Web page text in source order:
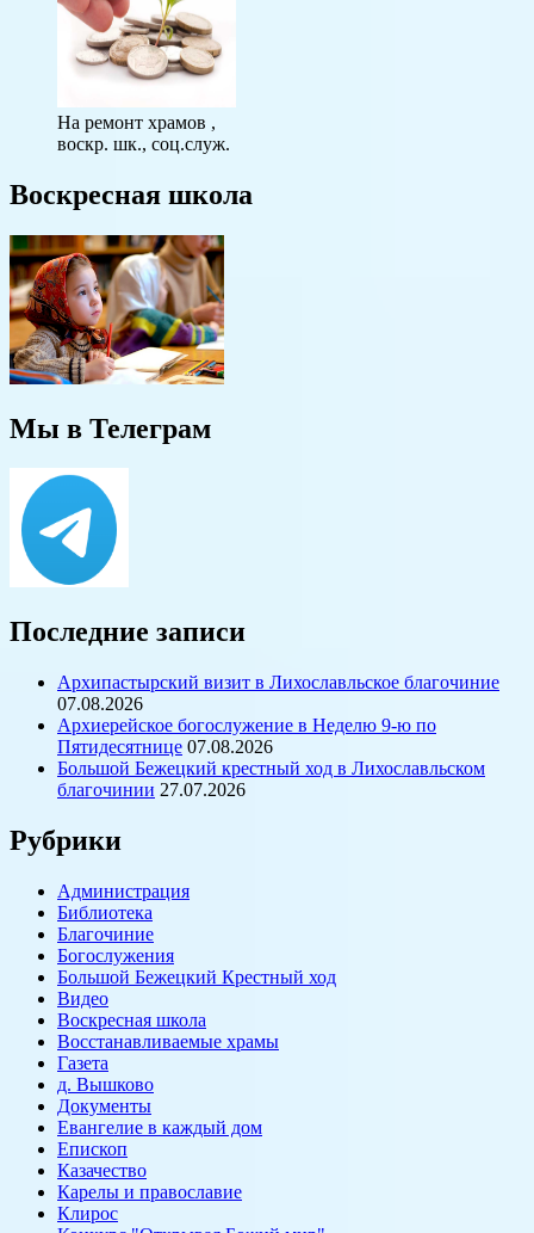
На ремонт храмов ,
воскр. шк., соц.служ.
Воскресная школа
Мы в Телеграм
Последние записи
Архипастырский визит в Лихославльское благочиние
07.08.2026
Архиерейское богослужение в Неделю 9-ю по
Пятидесятнице 07.08.2026
Большой Бежецкий крестный ход в Лихославльском
благочинии 27.07.2026
Рубрики
Администрация
Библиотека
Благочиние
Богослужения
Большой Бежецкий Крестный ход
Видео
Воскресная школа
Восстанавливаемые храмы
Газета
д. Вышково
Документы
Евангелие в каждый дом
Епископ
Казачество
Карелы и православие
Клирос